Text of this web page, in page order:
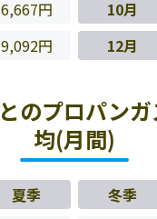
6,667円 10月
9,092円 12月
のプロパン
均(月間)
夏季 冬季